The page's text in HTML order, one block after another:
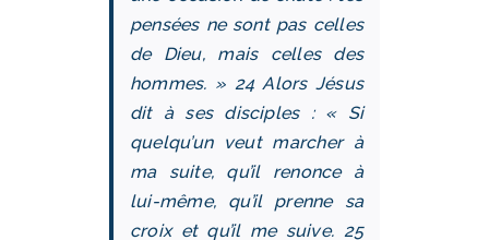
pensées ne sont pas celles
de Dieu, mais celles des
hommes. » 24 Alors Jésus
dit à ses disciples : « Si
quelqu’un veut marcher à
ma suite, qu’il renonce à
lui-même, qu’il prenne sa
croix et qu’il me suive. 25